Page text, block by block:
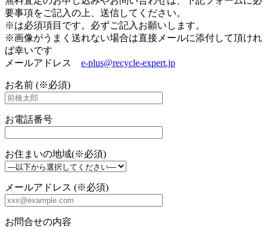
要事項をご記入の上、送信してください。
※は必須項目です。必ずご記入お願いします。
※画像がうまく送れない場合は直接メールに添付して頂けれ
ば幸いです
メールアドレス e-plus@recycle-expert.jp
お名前 (※必須)
お電話番号
お住まいの地域(※必須)
メールアドレス (※必須)
お問合せの内容